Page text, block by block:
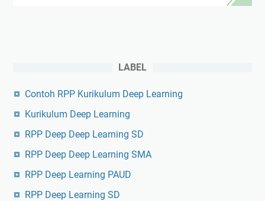
LABEL
Contoh RPP Kurikulum Deep Learning
Kurikulum Deep Learning
RPP Deep Deep Learning SD
RPP Deep Deep Learning SMA
RPP Deep Learning PAUD
RPP Deep Learning SD